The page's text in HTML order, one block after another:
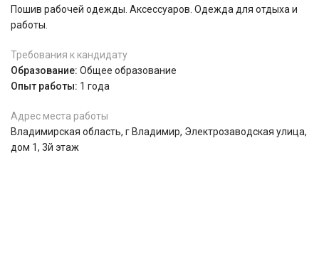
Пошив рабочей одежды. Аксессуаров. Одежда для отдыха и
работы.
Требования к кандидату
Образование: Общее образование
Опыт работы: 1 года
Адрес места работы
Владимирская область, г Владимир, Электрозаводская улица,
дом 1, 3й этаж